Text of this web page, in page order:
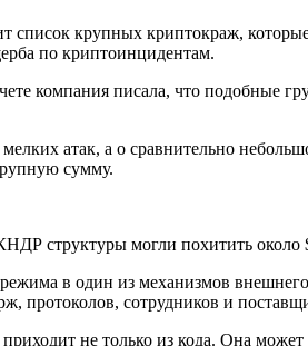
список крупных криптокраж,
по криптоинцидентам.
компания писала, что подобные
атак, а о сравнительно
сумму.
структуры могли похитить
в один из механизмов
протоколов, сотрудников и
не только из кода. Она